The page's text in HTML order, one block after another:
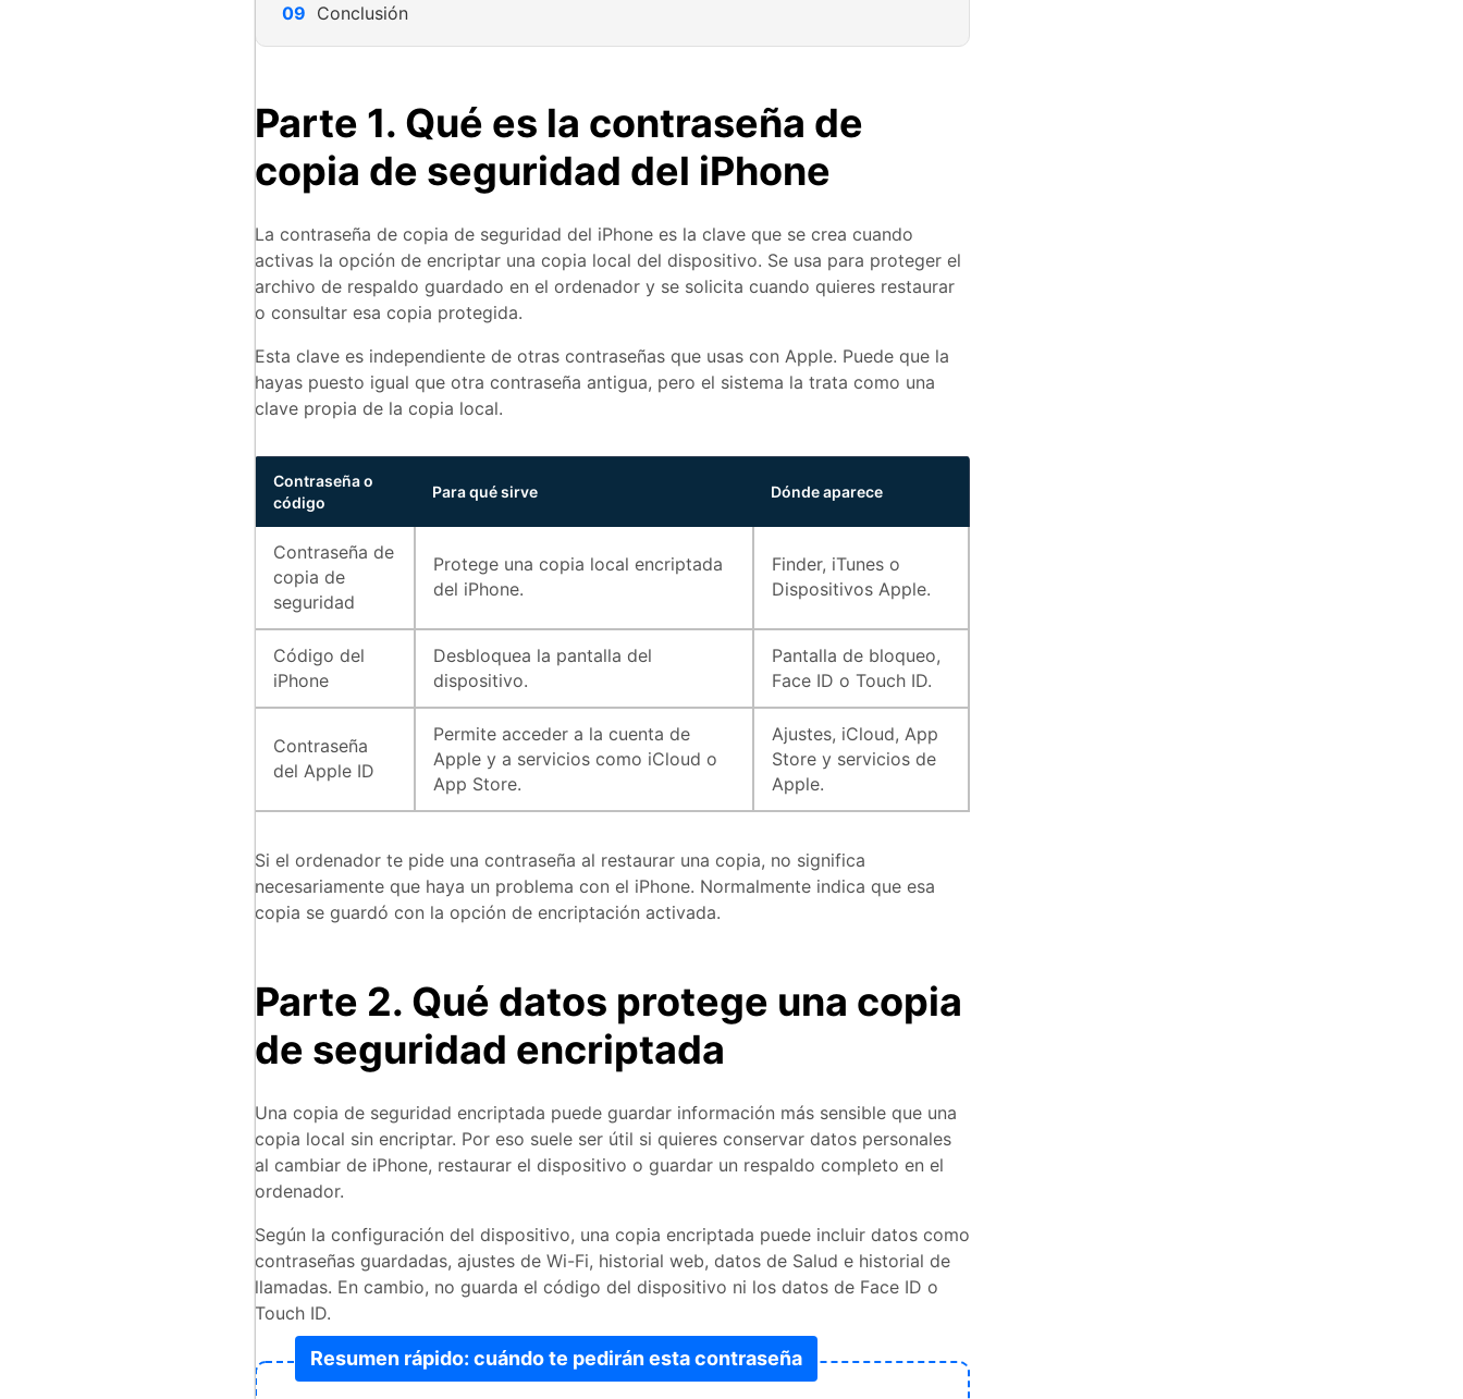
Conclusión
Parte 1. Qué es la contraseña de
copia de seguridad del iPhone
La contraseña de copia de seguridad del iPhone es la clave que se crea cuando
activas la opción de encriptar una copia local del dispositivo. Se usa para proteger el
archivo de respaldo guardado en el ordenador y se solicita cuando quieres restaurar
o consultar esa copia protegida.
Esta clave es independiente de otras contraseñas que usas con Apple. Puede que la
hayas puesto igual que otra contraseña antigua, pero el sistema la trata como una
clave propia de la copia local.
Contraseña o
código
Para qué sirve Dónde aparece
Contraseña de
copia de
seguridad
Protege una copia local encriptada
del iPhone.
Finder, iTunes o
Dispositivos Apple.
Código del
iPhone
Desbloquea la pantalla del
dispositivo.
Pantalla de bloqueo,
Face ID o Touch ID.
Contraseña
del Apple ID
Permite acceder a la cuenta de
Apple y a servicios como iCloud o
App Store.
Ajustes, iCloud, App
Store y servicios de
Apple.
Si el ordenador te pide una contraseña al restaurar una copia, no significa
necesariamente que haya un problema con el iPhone. Normalmente indica que esa
copia se guardó con la opción de encriptación activada.
Parte 2. Qué datos protege una copia
de seguridad encriptada
Una copia de seguridad encriptada puede guardar información más sensible que una
copia local sin encriptar. Por eso suele ser útil si quieres conservar datos personales
al cambiar de iPhone, restaurar el dispositivo o guardar un respaldo completo en el
ordenador.
Según la configuración del dispositivo, una copia encriptada puede incluir datos como
contraseñas guardadas, ajustes de Wi-Fi, historial web, datos de Salud e historial de
llamadas. En cambio, no guarda el código del dispositivo ni los datos de Face ID o
Touch ID.
Resumen rápido: cuándo te pedirán esta contraseña